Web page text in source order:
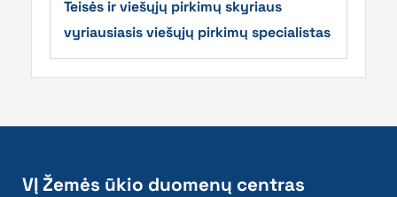
Teisės ir viešųjų pirkimų skyriaus
vyriausiasis viešųjų pirkimų specialistas
VĮ Žemės ūkio duomenų centras